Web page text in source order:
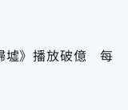
墟》播放破億 每